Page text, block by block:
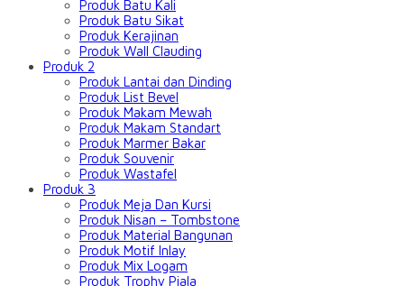
Produk Batu Kali
Produk Batu Sikat
Produk Kerajinan
Produk Wall Clauding
Produk 2
Produk Lantai dan Dinding
Produk List Bevel
Produk Makam Mewah
Produk Makam Standart
Produk Marmer Bakar
Produk Souvenir
Produk Wastafel
Produk 3
Produk Meja Dan Kursi
Produk Nisan – Tombstone
Produk Material Bangunan
Produk Motif Inlay
Produk Mix Logam
Produk Trophy Piala